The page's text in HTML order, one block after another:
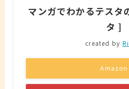
マンガでわかるテスタ
タ ]
created by
Amazon